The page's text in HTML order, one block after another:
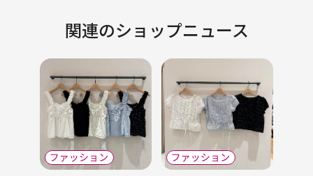
関連のショップニュース